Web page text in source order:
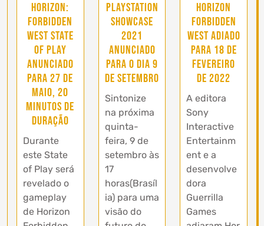
Horizon:
Forbidden
West State
of Play
anunciado
para 27 de
maio, 20
minutos de
duração
Durante
este State
of Play será
revelado o
gameplay
de Horizon
PlayStation
Showcase
2021
anunciado
para o dia 9
de setembro
Sintonize
na próxima
quinta-
feira, 9 de
setembro às
17
horas(Brasíl
ia) para uma
visão do
Horizon
Forbidden
West adiado
para 18 de
fevereiro
de 2022
A editora
Sony
Interactive
Entertainm
ent e a
desenvolve
dora
Guerrilla
Games